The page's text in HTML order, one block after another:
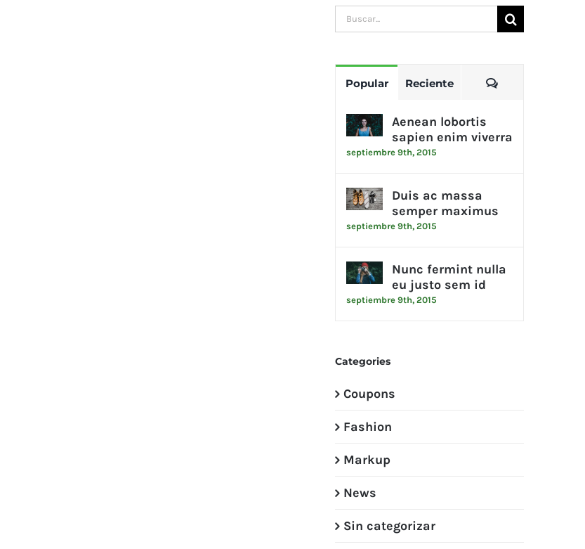
Buscar:
Popular Reciente Comentarios
Aenean lobortis
sapien enim viverra
septiembre 9th, 2015
Duis ac massa
semper maximus
septiembre 9th, 2015
Nunc fermint nulla
eu justo sem id
septiembre 9th, 2015
Categories
Coupons
Fashion
Markup
News
Sin categorizar